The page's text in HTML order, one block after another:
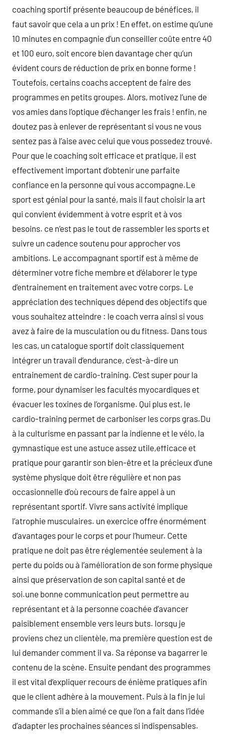
coaching sportif présente beaucoup de bénéfices, il
faut savoir que cela a un prix ! En effet, on estime qu’une
10 minutes en compagnie d’un conseiller coûte entre 40
et 100 euro, soit encore bien davantage cher qu’un
évident cours de réduction de prix en bonne forme !
Toutefois, certains coachs acceptent de faire des
programmes en petits groupes. Alors, motivez l’une de
vos amies dans l’optique d’échanger les frais ! enfin, ne
doutez pas à enlever de représentant si vous ne vous
sentez pas à l’aise avec celui que vous possedez trouvé.
Pour que le coaching soit efficace et pratique, il est
effectivement important d’obtenir une parfaite
confiance en la personne qui vous accompagne.Le
sport est génial pour la santé, mais il faut choisir la art
qui convient évidemment à votre esprit et à vos
besoins. ce n’est pas le tout de rassembler les sports et
suivre un cadence soutenu pour approcher vos
ambitions. Le accompagnant sportif est à même de
déterminer votre fiche membre et d’élaborer le type
d’entrainement en traitement avec votre corps. Le
appréciation des techniques dépend des objectifs que
vous souhaitez atteindre : le coach verra ainsi si vous
avez à faire de la musculation ou du fitness. Dans tous
les cas, un catalogue sportif doit classiquement
intégrer un travail d’endurance, c’est-à-dire un
entrainement de cardio-training. C’est super pour la
forme, pour dynamiser les facultés myocardiques et
évacuer les toxines de l’organisme. Qui plus est, le
cardio-training permet de carboniser les corps gras.Du
à la culturisme en passant par la indienne et le vélo, la
gymnastique est une astuce assez utile,efficace et
pratique pour garantir son bien-être et la précieux d’une
système physique doit être régulière et non pas
occasionnelle d’où recours de faire appel à un
représentant sportif. Vivre sans activité implique
l’atrophie musculaires. un exercice offre énormément
d’avantages pour le corps et pour l’humeur. Cette
pratique ne doit pas être réglementée seulement à la
perte du poids ou à l’amélioration de son forme physique
ainsi que préservation de son capital santé et de
soi.une bonne communication peut permettre au
représentant et à la personne coachée d’avancer
paisiblement ensemble vers leurs buts. lorsqu je
proviens chez un clientèle, ma première question est de
lui demander comment il va. Sa réponse va bagarrer le
contenu de la scène. Ensuite pendant des programmes
il est vital d’expliquer recours de énième pratiques afin
que le client adhère à la mouvement. Puis à la fin je lui
commande s’il a bien aimé ce que l’on a fait dans l’idée
d’adapter les prochaines séances si indispensables.